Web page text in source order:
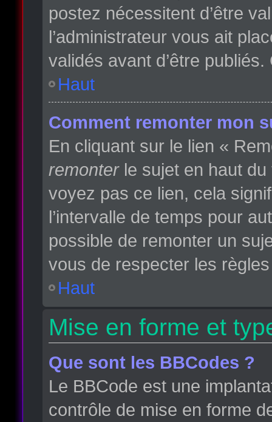
postez nécessitent d’être
l’administrateur vous ait
validés avant d’être
Haut
Comment remonter mon
En cliquant sur le lien «
remonterle sujet en haut du
voyez pas ce lien, cela
l’intervalle de temps pour
possible de remonter un
vous de respecter les
Haut
Mise en forme et
Que sont les BBCodes ?
Le BBCode est une
contrôle de mise en forme